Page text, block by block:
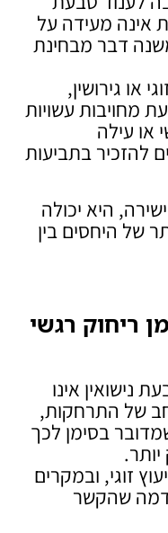
אינה מעידה על
דבר מבחינת
או גירושין,
מחויבות עשויות
או עילה
להזכיר בתביעות
היא יכולה
של היחסים בין
ריחוק רגשי
נישואין אינו
של התרחקות,
בסימן לכך
זוגי, ובמקרים
שהקשר